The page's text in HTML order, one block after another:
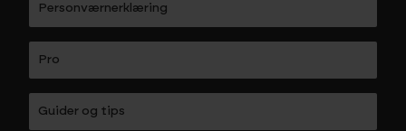
Personværnerklæring
Pro
Guider og tips